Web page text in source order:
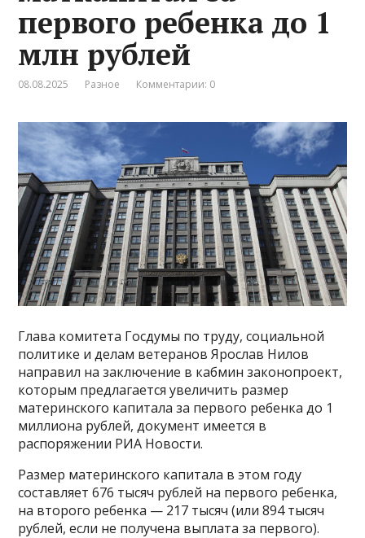
первого ребенка до 1
млн рублей
08.08.2025 Разное Комментарии: 0
Глава комитета Госдумы по труду, социальной
политике и делам ветеранов Ярослав Нилов
направил на заключение в кабмин законопроект,
которым предлагается увеличить размер
материнского капитала за первого ребенка до 1
миллиона рублей, документ имеется в
распоряжении РИА Новости.
Размер материнского капитала в этом году
составляет 676 тысяч рублей на первого ребенка,
на второго ребенка — 217 тысяч (или 894 тысяч
рублей, если не получена выплата за первого).